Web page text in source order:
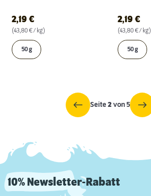
2,19 €
(43,80 € / kg)
50 g
2,19 €
(43,80 € / kg)
50 g
Seite2 von 5
10% Newsletter-Rabatt